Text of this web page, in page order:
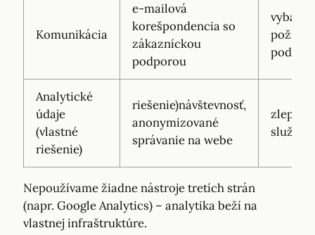
Komunikácia
e-mailová
korešpondencia so
zákazníckou
podporou
Analytické
údaje
(vlastné
riešenie)
riešenie)návštevnosť,
anonymizované
správanie na webe
služby
Nepoužívame žiadne nástroje tretích strán
(napr. Google Analytics) – analytika beží na
vlastnej infraštruktúre.